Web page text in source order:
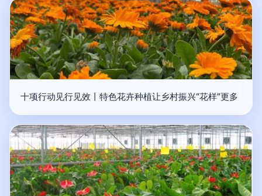
十项行动见行见效丨特色花卉种植让乡村振兴“花样”更多